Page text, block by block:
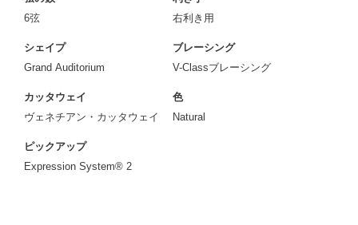
6弦
右利き用
シェイプ
Grand Auditorium
ブレーシング
V-Classブレーシング
カッタウェイ
ヴェネチアン・カッタウェイ
色
Natural
ピックアップ
Expression System® 2